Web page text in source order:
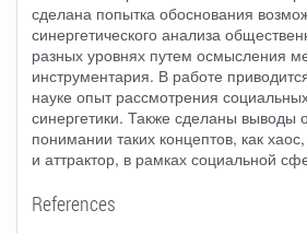
сделана попытка обоснования
синергетического анализа
разных уровнях путем осмысления
инструментария. В работе
науке опыт рассмотрения
синергетики. Также сделаны выводы
понимании таких концептов, как
и аттрактор, в рамках социальной
References